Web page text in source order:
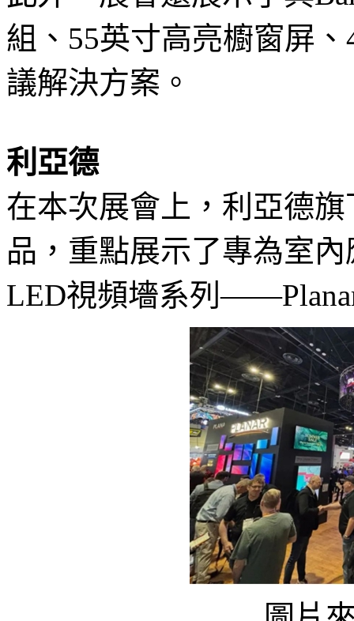
組、55英寸高亮櫥窗屏
議解決方案。
利亞德
在本次展會上，利亞德
品，重點展示了專為室
LED視頻墻系列